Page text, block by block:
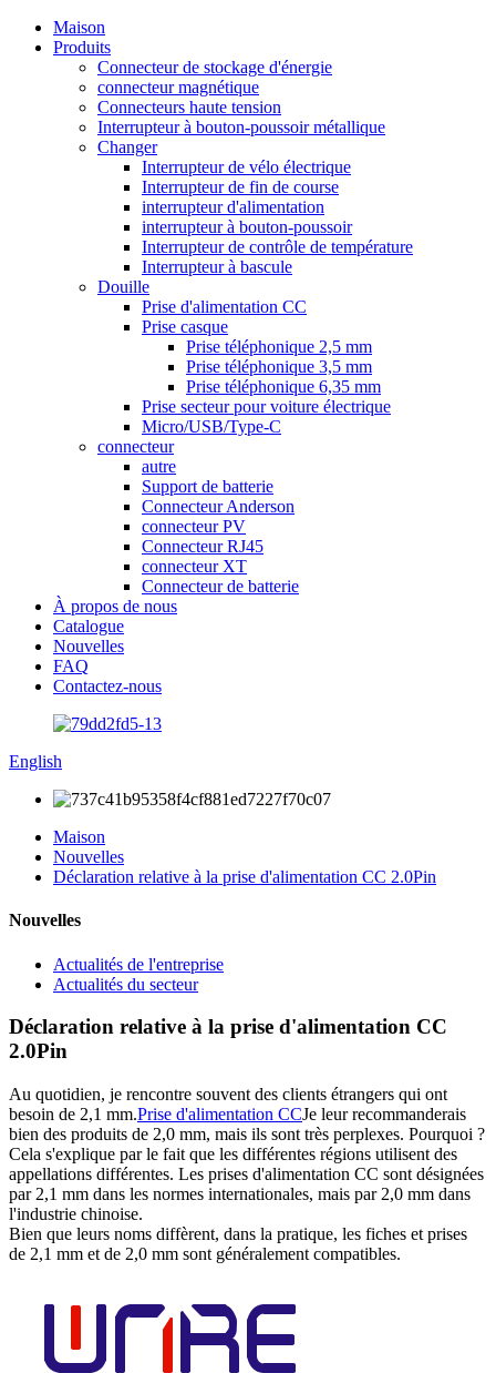
Maison
Produits
Connecteur de stockage d'énergie
connecteur magnétique
Connecteurs haute tension
Interrupteur à bouton-poussoir métallique
Changer
Interrupteur de vélo électrique
Interrupteur de fin de course
interrupteur d'alimentation
interrupteur à bouton-poussoir
Interrupteur de contrôle de température
Interrupteur à bascule
Douille
Prise d'alimentation CC
Prise casque
Prise téléphonique 2,5 mm
Prise téléphonique 3,5 mm
Prise téléphonique 6,35 mm
Prise secteur pour voiture électrique
Micro/USB/Type-C
connecteur
autre
Support de batterie
Connecteur Anderson
connecteur PV
Connecteur RJ45
connecteur XT
Connecteur de batterie
À propos de nous
Catalogue
Nouvelles
FAQ
Contactez-nous
English
Maison
Nouvelles
Déclaration relative à la prise d'alimentation CC 2.0Pin
Nouvelles
Actualités de l'entreprise
Actualités du secteur
Déclaration relative à la prise d'alimentation CC
2.0Pin
Au quotidien, je rencontre souvent des clients étrangers qui ont
besoin de 2,1 mm.Prise d'alimentation CCJe leur recommanderais
bien des produits de 2,0 mm, mais ils sont très perplexes. Pourquoi ?
Cela s'explique par le fait que les différentes régions utilisent des
appellations différentes. Les prises d'alimentation CC sont désignées
par 2,1 mm dans les normes internationales, mais par 2,0 mm dans
l'industrie chinoise.
Bien que leurs noms diffèrent, dans la pratique, les fiches et prises
de 2,1 mm et de 2,0 mm sont généralement compatibles.